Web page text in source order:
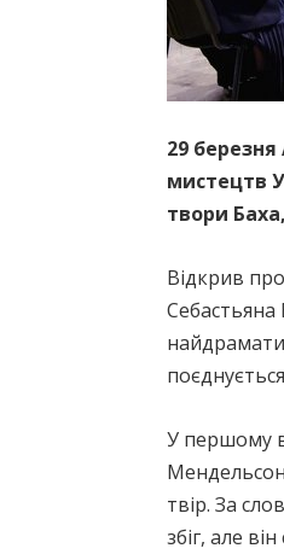
29
мистецтв
твори
Відкрив
Себастьяна
У першому
твір. За
збіг, але